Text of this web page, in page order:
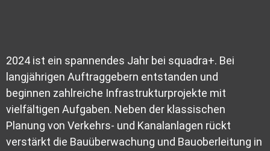
2024 ist ein spannendes Jahr bei squadra+. Bei
langjährigen Auftraggebern entstanden und
beginnen zahlreiche Infrastrukturprojekte mit
vielfältigen Aufgaben. Neben der klassischen
Planung von Verkehrs- und Kanalanlagen rückt
verstärkt die Bauüberwachung und Bauoberleitung in